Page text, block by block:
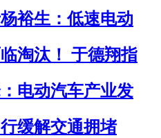
裕生：低速电动
淘汰！ 于德翔指
电动汽车产业发
缓解交通拥堵